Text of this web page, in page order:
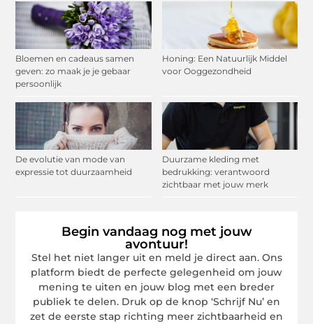
Bloemen en cadeaus samen
geven: zo maak je je gebaar
persoonlijk
Honing: Een Natuurlijk Middel
voor Ooggezondheid
De evolutie van mode van
expressie tot duurzaamheid
Duurzame kleding met
bedrukking: verantwoord
zichtbaar met jouw merk
Begin vandaag nog met jouw
avontuur!
Stel het niet langer uit en meld je direct aan. Ons
platform biedt de perfecte gelegenheid om jouw
mening te uiten en jouw blog met een breder
publiek te delen. Druk op de knop ‘Schrijf Nu’ en
zet de eerste stap richting meer zichtbaarheid en